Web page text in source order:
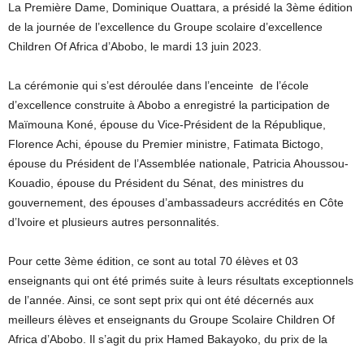
La Première Dame, Dominique Ouattara, a présidé la 3ème édition
de la journée de l’excellence du Groupe scolaire d’excellence
Children Of Africa d’Abobo, le mardi 13 juin 2023.
La cérémonie qui s’est déroulée dans l’enceinte de l’école
d’excellence construite à Abobo a enregistré la participation de
Maïmouna Koné, épouse du Vice-Président de la République,
Florence Achi, épouse du Premier ministre, Fatimata Bictogo,
épouse du Président de l’Assemblée nationale, Patricia Ahoussou-
Kouadio, épouse du Président du Sénat, des ministres du
gouvernement, des épouses d’ambassadeurs accrédités en Côte
d’Ivoire et plusieurs autres personnalités.
Pour cette 3ème édition, ce sont au total 70 élèves et 03
enseignants qui ont été primés suite à leurs résultats exceptionnels
de l’année. Ainsi, ce sont sept prix qui ont été décernés aux
meilleurs élèves et enseignants du Groupe Scolaire Children Of
Africa d’Abobo. Il s’agit du prix Hamed Bakayoko, du prix de la